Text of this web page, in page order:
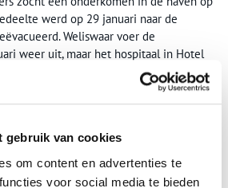
gebruik van cookies
om content en advertenties te
voor social media te bieden
werd op 29 januari naar de
Weliswaar voer de
weer uit, maar het hospitaal in Hotel
opgeheven. Alles bij elkaar vormt het
bijzonder document.